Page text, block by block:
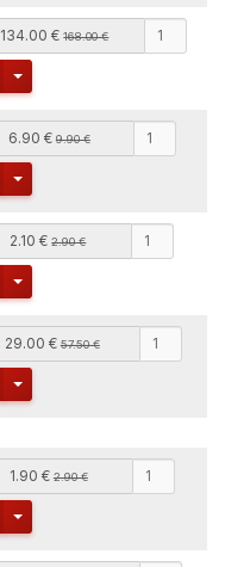
134.00 €168.00 €
Toggle Dropdown
6.90 €9.90 €
Toggle Dropdown
2.10 €2.90 €
Toggle Dropdown
29.00 €57.50 €
Toggle Dropdown
1.90 €2.90 €
Toggle Dropdown